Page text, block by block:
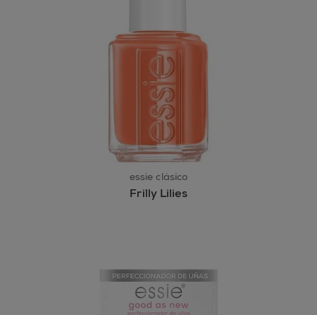
essie clásico
Frilly Lilies